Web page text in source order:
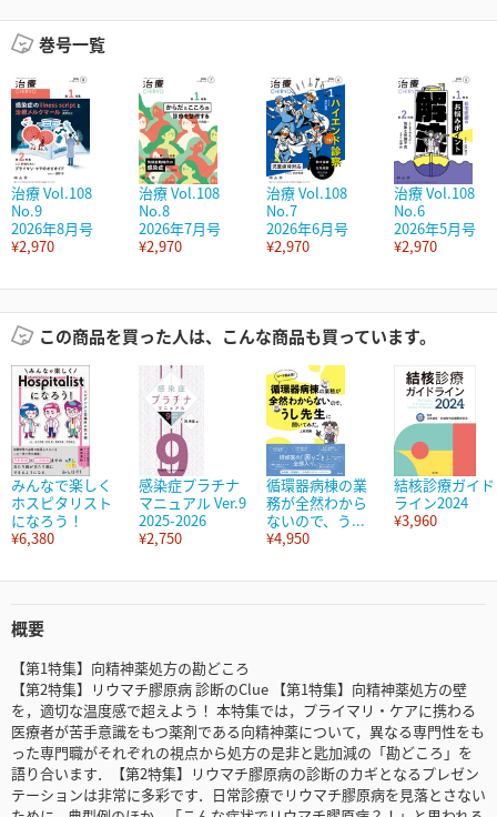
巻号一覧
治療 Vol.108
No.9
2026年8月号
¥2,970
治療 Vol.108
No.8
2026年7月号
¥2,970
治療 Vol.108
No.7
2026年6月号
¥2,970
治療 Vol.108
No.6
2026年5月号
¥2,970
この商品を買った人は、こんな商品も買っています。
みんなで楽しく
ホスピタリスト
になろう！
¥6,380
感染症プラチナ
マニュアル Ver.9
2025-2026
¥2,750
循環器病棟の業
務が全然わから
ないので、う...
¥4,950
結核診療ガイド
ライン2024
¥3,960
概要
【第1特集】向精神薬処方の勘どころ
【第2特集】リウマチ膠原病 診断のClue 【第1特集】向精神薬処方の壁
を，適切な温度感で超えよう！ 本特集では，プライマリ・ケアに携わる
医療者が苦手意識をもつ薬剤である向精神薬について，異なる専門性をも
った専門職がそれぞれの視点から処方の是非と匙加減の「勘どころ」を
語り合います．【第2特集】リウマチ膠原病の診断のカギとなるプレゼン
テーションは非常に多彩です．日常診療でリウマチ膠原病を見落とさない